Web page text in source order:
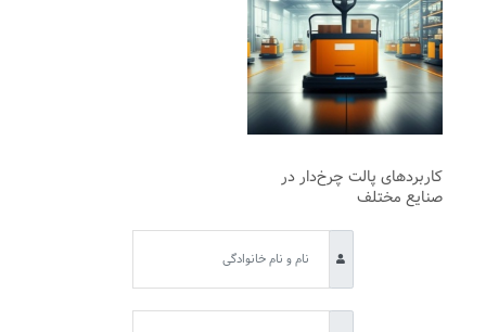
کاربردهای پالت چرخ‌دار در
صنایع مختلف